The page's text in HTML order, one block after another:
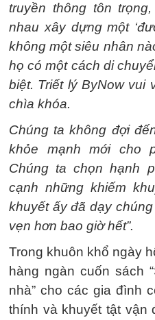
truyền thông tôn
nhau xây dựng một
không một siêu nhân
họ có một cách di
biệt. Triết lý ByNow vui
chìa khóa.
Chúng ta không đợi
khỏe mạnh mới cho
Chúng ta chọn hạnh
cạnh những khiếm
khuyết ấy đã dạy
vẹn hơn bao giờ hết”.
Trong khuôn khổ ngày
hàng ngàn cuốn sách
nhà” cho các gia đình
thính và khuyết tật